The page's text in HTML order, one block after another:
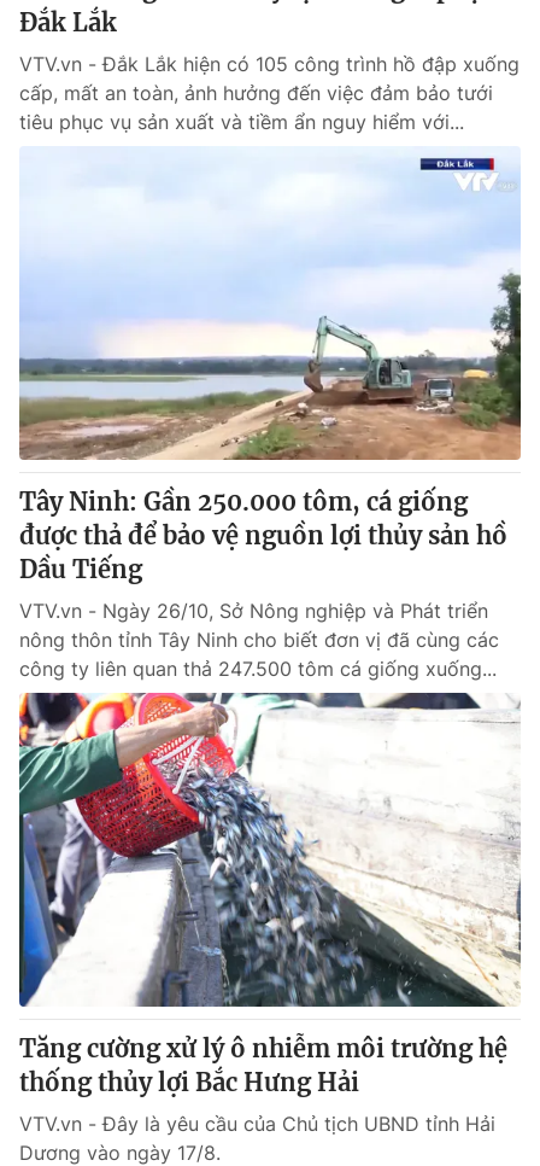
Đắk Lắk
VTV.vn - Đắk Lắk hiện có 105 công trình hồ đập xuống
cấp, mất an toàn, ảnh hưởng đến việc đảm bảo tưới
tiêu phục vụ sản xuất và tiềm ẩn nguy hiểm với...
Tây Ninh: Gần 250.000 tôm, cá giống
được thả để bảo vệ nguồn lợi thủy sản hồ
Dầu Tiếng
VTV.vn - Ngày 26/10, Sở Nông nghiệp và Phát triển
nông thôn tỉnh Tây Ninh cho biết đơn vị đã cùng các
công ty liên quan thả 247.500 tôm cá giống xuống...
Tăng cường xử lý ô nhiễm môi trường hệ
thống thủy lợi Bắc Hưng Hải
VTV.vn - Đây là yêu cầu của Chủ tịch UBND tỉnh Hải
Dương vào ngày 17/8.